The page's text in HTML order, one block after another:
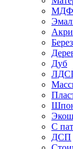
МДФ
Дуб
С
ДСП